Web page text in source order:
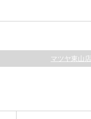
マツヤ東山店